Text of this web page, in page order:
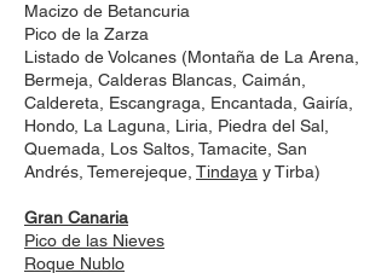
Macizo de Betancuria
Pico de la Zarza
Listado de Volcanes (Montaña de La Arena,
Bermeja, Calderas Blancas, Caimán,
Caldereta, Escangraga, Encantada, Gairía,
Hondo, La Laguna, Liria, Piedra del Sal,
Quemada, Los Saltos, Tamacite, San
Andrés, Temerejeque, Tindaya y Tirba)
Gran Canaria
Pico de las Nieves
Roque Nublo